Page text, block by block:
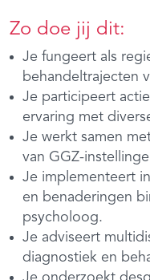
Zo doe jij dit:
Je fungeert als
behandeltrajecten
Je participeert
ervaring met
Je werkt samen
van GGZ-
Je implementeert
en benaderingen
psycholoog.
Je adviseert
diagnostiek en